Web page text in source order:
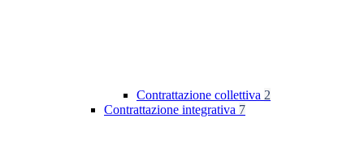
Contrattazione collettiva 2
Contrattazione integrativa 7